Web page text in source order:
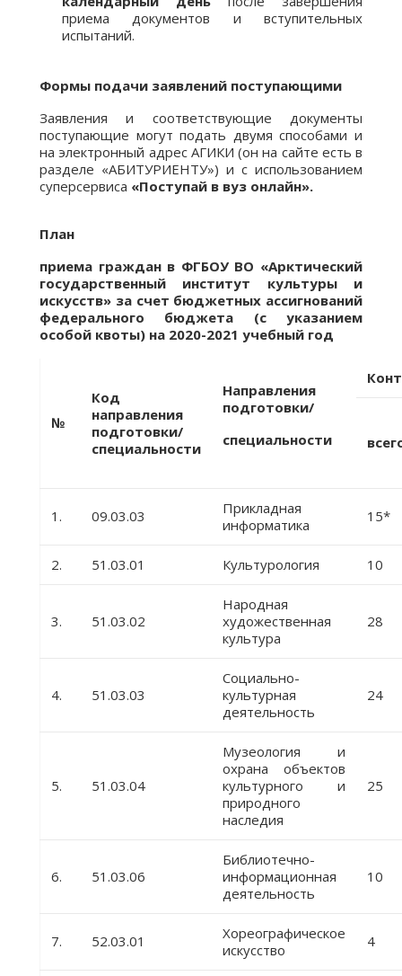
приема документов и вступительных
испытаний.
Формы подачи заявлений поступающими
Заявления и соответствующие документы
поступающие могут подать двумя способами и
на электронный адрес АГИКИ (он на сайте есть в
разделе «АБИТУРИЕНТУ») и с использованием
суперсервиса «Поступай в вуз онлайн».
План
приема граждан в ФГБОУ ВО «Арктический
государственный институт культуры и
искусств» за счет бюджетных ассигнований
федерального бюджета (с указанием
особой квоты) на 2020-2021 учебный год
№
Код
направления
подготовки/
специальности
Направления
подготовки/
специальности
1. 09.03.03
Прикладная
информатика
15*
2. 51.03.01 Культурология 10
3. 51.03.02
Народная
художественная
культура
28
4. 51.03.03
Социально-
культурная
деятельность
24
5. 51.03.04
Музеология и
охрана объектов
культурного и
природного
наследия
25
6. 51.03.06
Библиотечно-
информационная
деятельность
10
7. 52.03.01
Хореографическое
искусство
4